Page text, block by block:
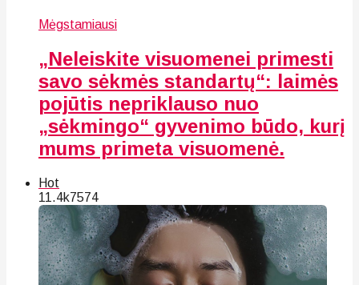
Mėgstamiausi
„Neleiskite visuomenei primesti
savo sėkmės standartų“: laimės
pojūtis nepriklauso nuo
„sėkmingo“ gyvenimo būdo, kurį
mums primeta visuomenė.
Hot
11.4k7574